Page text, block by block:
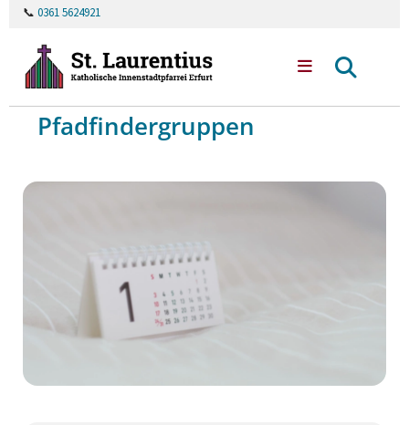
📞 0361 5624921
Pfadfindergruppen